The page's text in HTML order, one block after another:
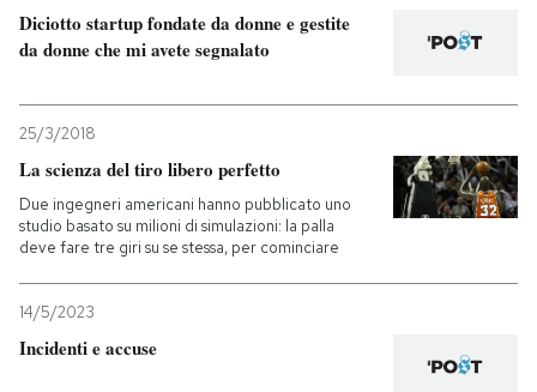
Diciotto startup fondate da donne e gestite
da donne che mi avete segnalato
25/3/2018
La scienza del tiro libero perfetto
Due ingegneri americani hanno pubblicato uno
studio basato su milioni di simulazioni: la palla
deve fare tre giri su se stessa, per cominciare
14/5/2023
Incidenti e accuse